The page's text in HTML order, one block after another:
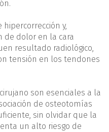
y,
de dolor en la cara
resultado radiológico,
tensión en los tendones
son esenciales a la
de osteotomías
sin olvidar que la
un alto riesgo de